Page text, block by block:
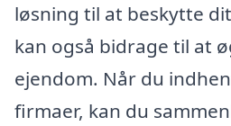
løsning til at beskytte
kan også bidrage til at
ejendom. Når du
firmaer, kan du